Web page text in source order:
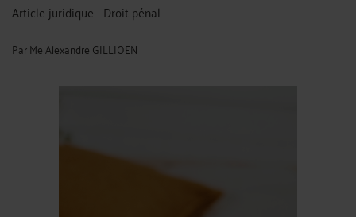
Article juridique - Droit pénal
ParMe Alexandre GILLIOEN